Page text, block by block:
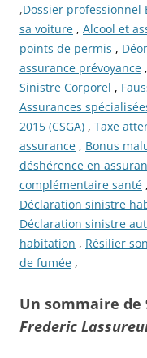
,Dossier professionnel
sa voiture , Alcool et
points de permis ,
assurance prévoyance ,
Sinistre Corporel ,
Assurances
2015 (CSGA) , Taxe
assurance , Bonus
déshérence en
complémentaire santé ,
Déclaration sinistre
Déclaration sinistre
habitation , Résilier
de fumée ,
Un sommaire
Frederic